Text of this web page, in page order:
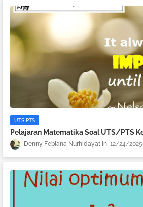
UTS PTS
Pelajaran Matematika Soal UTS/PTS
Denny Febiana Nurhidayat 12/24/2025